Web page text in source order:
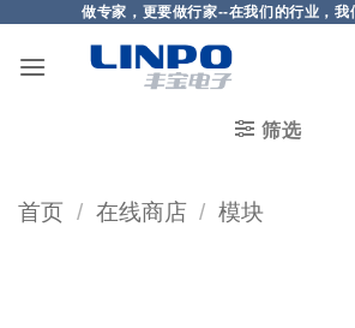
做专家，更要做行家--在我们的行业，我
筛选
首页 / 在线商店 / 模块